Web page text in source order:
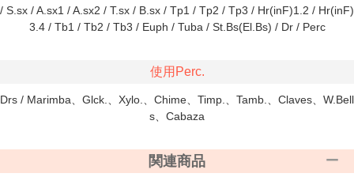
/ S.sx / A.sx1 / A.sx2 / T.sx / B.sx / Tp1 / Tp2 / Tp3 / Hr(inF)1.2 / Hr(inF)
3.4 / Tb1 / Tb2 / Tb3 / Euph / Tuba / St.Bs(El.Bs) / Dr / Perc
使用Perc.
Drs / Marimba、Glck.、Xylo.、Chime、Timp.、Tamb.、Claves、W.Bell
s、Cabaza
関連商品